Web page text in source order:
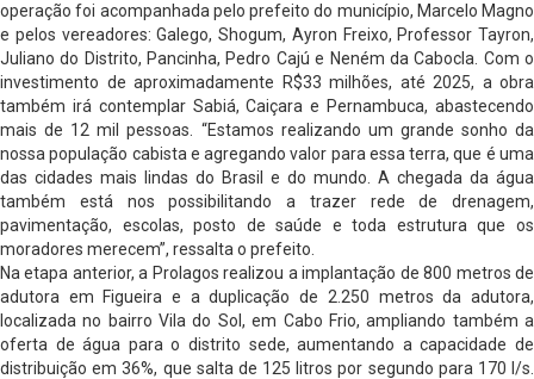
operação foi acompanhada pelo prefeito do município, Marcelo Magno
e pelos vereadores: Galego, Shogum, Ayron Freixo, Professor Tayron,
Juliano do Distrito, Pancinha, Pedro Cajú e Neném da Cabocla. Com o
investimento de aproximadamente R$33 milhões, até 2025, a obra
também irá contemplar Sabiá, Caiçara e Pernambuca, abastecendo
mais de 12 mil pessoas. “Estamos realizando um grande sonho da
nossa população cabista e agregando valor para essa terra, que é uma
das cidades mais lindas do Brasil e do mundo. A chegada da água
também está nos possibilitando a trazer rede de drenagem,
pavimentação, escolas, posto de saúde e toda estrutura que os
moradores merecem”, ressalta o prefeito.
Na etapa anterior, a Prolagos realizou a implantação de 800 metros de
adutora em Figueira e a duplicação de 2.250 metros da adutora,
localizada no bairro Vila do Sol, em Cabo Frio, ampliando também a
oferta de água para o distrito sede, aumentando a capacidade de
distribuição em 36%, que salta de 125 litros por segundo para 170 l/s.